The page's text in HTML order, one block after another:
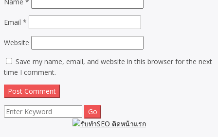
Email *
Website
Save my name, email, and website in this browser for the next
time I comment.
Search
for: